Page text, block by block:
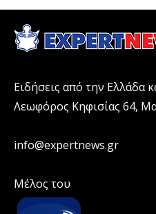
Ειδήσεις από την Ελλάδα
Λεωφόρος Κηφισίας 64,
info@expertnews.gr
Μέλος του